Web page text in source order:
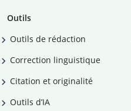
Outils
Outils de rédaction
Correction linguistique
Citation et originalité
Outils d’IA